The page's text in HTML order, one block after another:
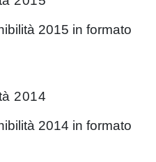
2015 in formato
2014
2014 in formato